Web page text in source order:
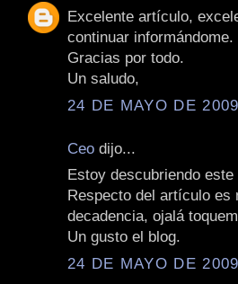
Excelente artículo,
continuar informándome.
Gracias por todo.
Un saludo,
24 DE MAYO DE
Ceo dijo...
Estoy descubriendo
Respecto del artículo es
decadencia, ojalá
Un gusto el blog.
24 DE MAYO DE